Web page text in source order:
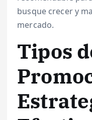
busque crecer y
mercado.
Tipos